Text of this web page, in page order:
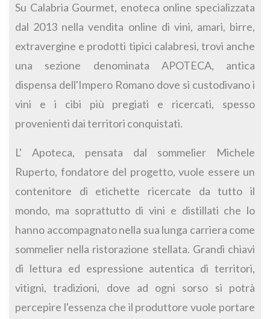
Su Calabria Gourmet, enoteca online specializzata
dal 2013 nella vendita online di vini, amari, birre,
extravergine e prodotti tipici calabresi, trovi anche
una sezione denominata APOTECA, antica
dispensa dell'Impero Romano dove si custodivano i
vini e i cibi più pregiati e ricercati, spesso
provenienti dai territori conquistati.
L' Apoteca, pensata dal sommelier Michele
Ruperto, fondatore del progetto, vuole essere un
contenitore di etichette ricercate da tutto il
mondo, ma soprattutto di vini e distillati che lo
hanno accompagnato nella sua lunga carriera come
sommelier nella ristorazione stellata. Grandi chiavi
di lettura ed espressione autentica di territori,
vitigni, tradizioni, dove ad ogni sorso si potrà
percepire l'essenza che il produttore vuole portare